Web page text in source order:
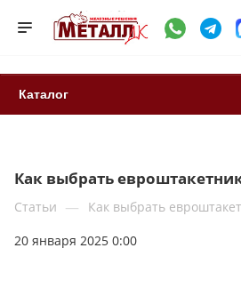
Каталог
Как выбрать
Статьи —
Как выбрать
20 января 2025 0:00